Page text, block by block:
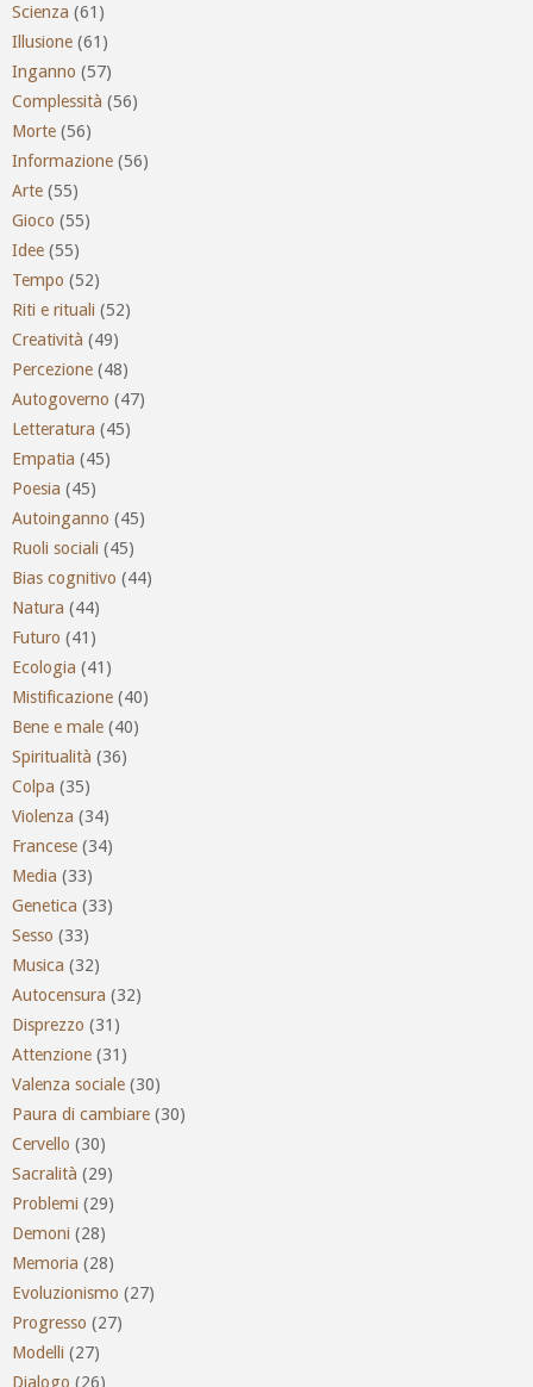
Scienza (61)
Illusione (61)
Inganno (57)
Complessità (56)
Morte (56)
Informazione (56)
Arte (55)
Gioco (55)
Idee (55)
Tempo (52)
Riti e rituali (52)
Creatività (49)
Percezione (48)
Autogoverno (47)
Letteratura (45)
Empatia (45)
Poesia (45)
Autoinganno (45)
Ruoli sociali (45)
Bias cognitivo (44)
Natura (44)
Futuro (41)
Ecologia (41)
Mistificazione (40)
Bene e male (40)
Spiritualità (36)
Colpa (35)
Violenza (34)
Francese (34)
Media (33)
Genetica (33)
Sesso (33)
Musica (32)
Autocensura (32)
Disprezzo (31)
Attenzione (31)
Valenza sociale (30)
Paura di cambiare (30)
Cervello (30)
Sacralità (29)
Problemi (29)
Demoni (28)
Memoria (28)
Evoluzionismo (27)
Progresso (27)
Modelli (27)
Dialogo (26)